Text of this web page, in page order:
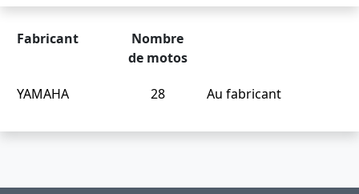
Fabricant
Nombre
de motos
YAMAHA 28 Au fabricant